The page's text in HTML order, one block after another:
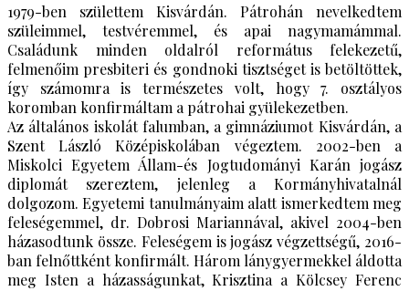
1979-ben születtem Kisvárdán. Pátrohán nevelkedtem
szüleimmel, testvéremmel, és apai nagymamámmal.
Családunk minden oldalról református felekezetű,
felmenőim presbiteri és gondnoki tisztséget is betöltöttek,
így számomra is természetes volt, hogy 7. osztályos
koromban konfirmáltam a pátrohai gyülekezetben.
Az általános iskolát falumban, a gimnáziumot Kisvárdán, a
Szent László Középiskolában végeztem. 2002-ben a
Miskolci Egyetem Állam-és Jogtudományi Karán jogász
diplomát szereztem, jelenleg a Kormányhivatalnál
dolgozom. Egyetemi tanulmányaim alatt ismerkedtem meg
feleségemmel, dr. Dobrosi Mariannával, akivel 2004-ben
házasodtunk össze. Feleségem is jogász végzettségű, 2016-
ban felnőttként konfirmált. Három lánygyermekkel áldotta
meg Isten a házasságunkat, Krisztina a Kölcsey Ferenc